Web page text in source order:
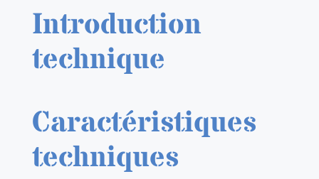
26K
bomb
Introduction
technique
Caractéristiques
techniques